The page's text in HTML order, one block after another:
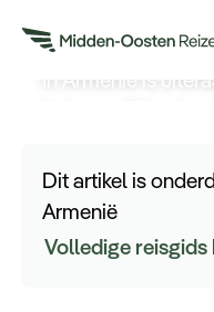
van
In Armenië is
mag u niet
verschillen, maar
hoogtepunten die
Dit artikel is
Armenië
Volledige reisgids